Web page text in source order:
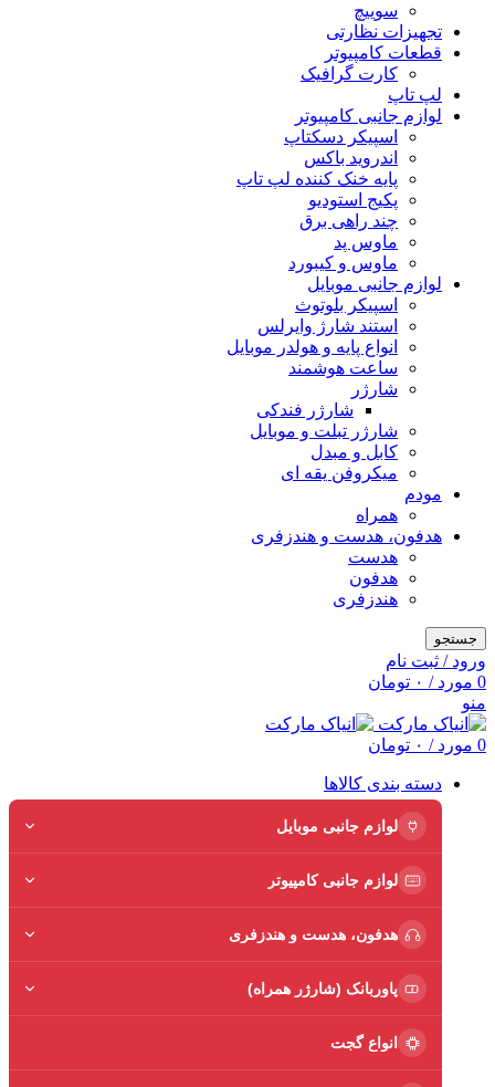
سوییچ
تجهیزات نظارتی
قطعات کامپیوتر
کارت گرافیک
لپ تاپ
لوازم جانبی کامپیوتر
اسپیکر دسکتاپ
اندروید باکس
پایه خنک کننده لپ تاپ
پکیج استودیو
چند راهی برق
ماوس پد
ماوس و کیبورد
لوازم جانبی موبایل
اسپیکر بلوتوث
استند شارژ وایرلس
انواع پایه و هولدر موبایل
ساعت هوشمند
شارژر
شارژر فندکی
شارژر تبلت و موبایل
کابل و مبدل
میکروفن یقه ای
مودم
همراه
هدفون، هدست و هندزفری
هدست
هدفون
هندزفری
جستجو
ورود / ثبت نام
0 مورد / ۰ تومان
منو
0 مورد / ۰ تومان
دسته بندی کالاها
لوازم جانبی موبایل
لوازم جانبی کامپیوتر
هدفون، هدست و هندزفری
پاوربانک (شارژر همراه)
انواع گجت